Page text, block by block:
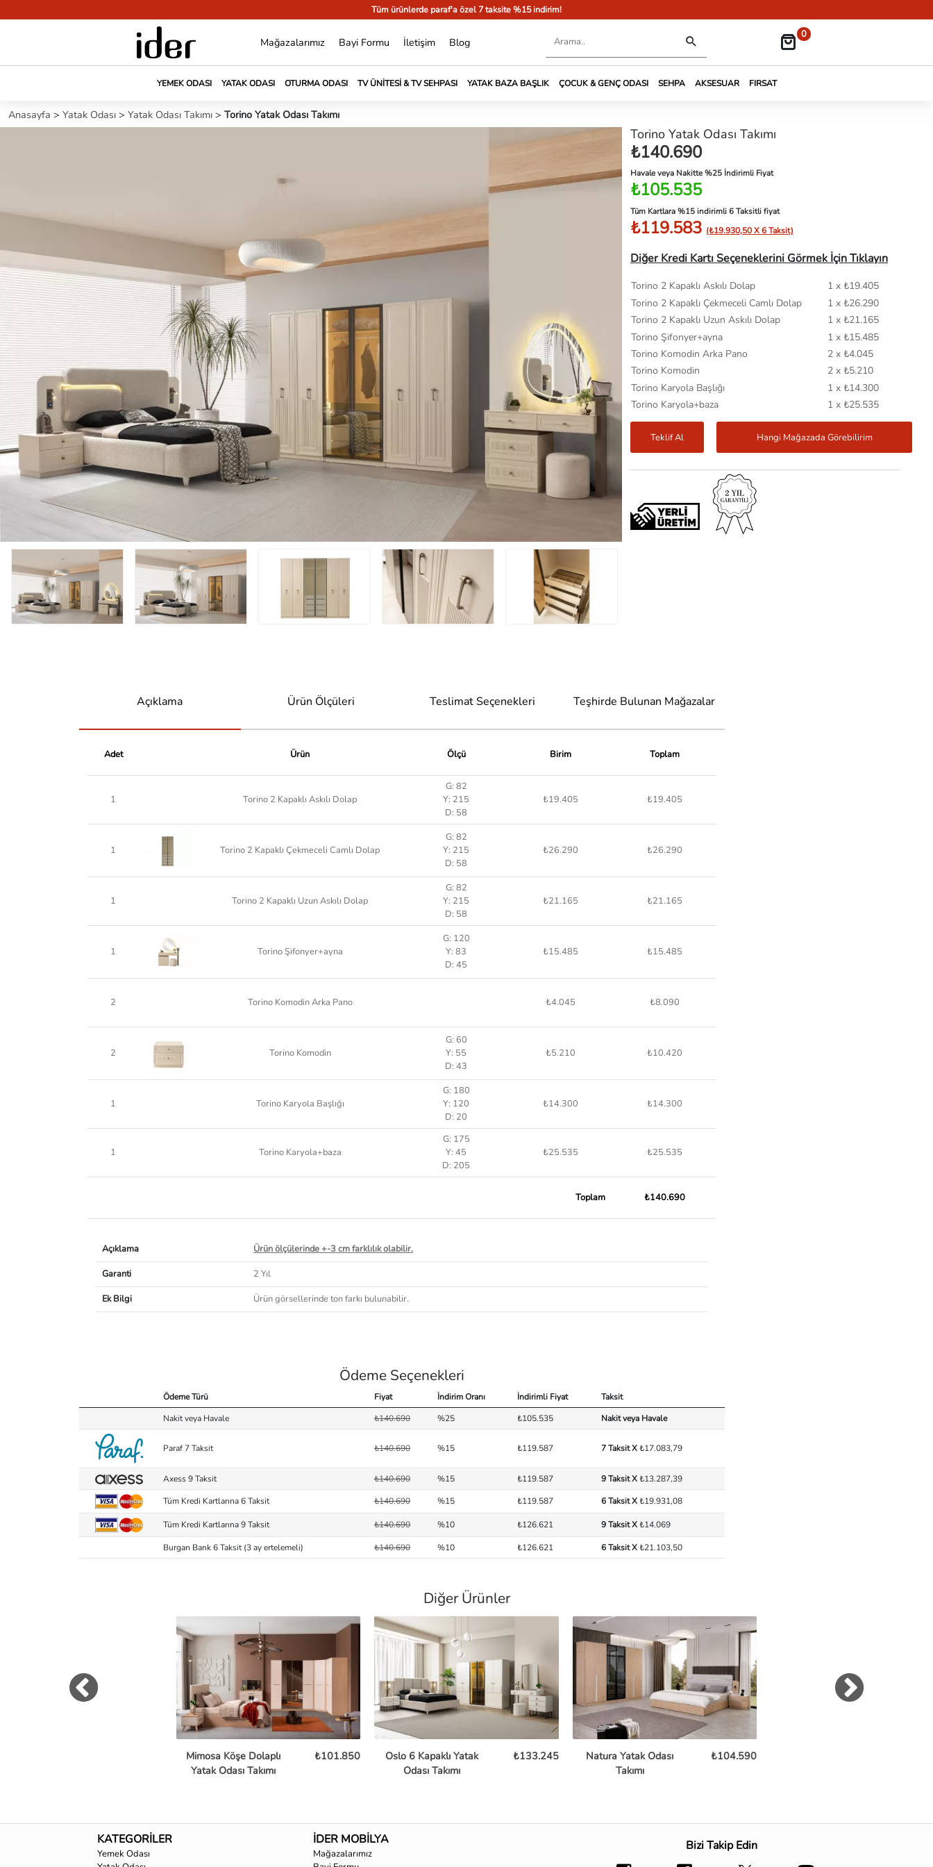
Tüm ürünlerde paraf'a özel 7 taksite %15 indirim!
Mağazalarımız Bayi Formu İletişim Blog
0
YEMEK ODASI YATAK ODASI OTURMA ODASI TV ÜNITESI & TV SEHPASI YATAK BAZA BAŞLIK ÇOCUK & GENÇ ODASI SEHPA AKSESUAR FIRSAT
Anasayfa > Yatak Odası > Yatak Odası Takımı > Torino Yatak Odası Takımı
Torino Yatak Odası Takımı
₺140.690
Havale veya Nakitte %25 İndirimli Fiyat
₺105.535
Tüm Kartlara %15 indirimli 6 Taksitli fiyat
₺119.583 (₺19.930,50 X 6 Taksit)
Diğer Kredi Kartı Seçeneklerini Görmek İçin Tıklayın
Torino 2 Kapaklı Askılı Dolap
1 x ₺19.405
Torino 2 Kapaklı Çekmeceli Camlı Dolap
1 x ₺26.290
Torino 2 Kapaklı Uzun Askılı Dolap
1 x ₺21.165
Torino Şifonyer+ayna
1 x ₺15.485
Torino Komodin Arka Pano
2 x ₺4.045
Torino Komodin
2 x ₺5.210
Torino Karyola Başlığı
1 x ₺14.300
Torino Karyola+baza
1 x ₺25.535
Teklif Al Hangi Mağazada Görebilirim
Açıklama Ürün Ölçüleri Teslimat Seçenekleri Teşhirde Bulunan Mağazalar
Adet Ürün Ölçü Birim Toplam
1 Torino 2 Kapaklı Askılı Dolap
G: 82
Y: 215
D: 58
₺19.405 ₺19.405
1 Torino 2 Kapaklı Çekmeceli Camlı Dolap
G: 82
Y: 215
D: 58
₺26.290 ₺26.290
1 Torino 2 Kapaklı Uzun Askılı Dolap
G: 82
Y: 215
D: 58
₺21.165 ₺21.165
1 Torino Şifonyer+ayna
G: 120
Y: 83
D: 45
₺15.485 ₺15.485
2 Torino Komodin Arka Pano ₺4.045 ₺8.090
2 Torino Komodin
G: 60
Y: 55
D: 43
₺5.210 ₺10.420
1 Torino Karyola Başlığı
G: 180
Y: 120
D: 20
₺14.300 ₺14.300
1 Torino Karyola+baza
G: 175
Y: 45
D: 205
₺25.535 ₺25.535
Toplam ₺140.690
Açıklama
Ürün ölçülerinde +-3 cm farklılık olabilir.
Garanti
2 Yıl
Ek Bilgi
Ürün görsellerinde ton farkı bulunabilir.
Ödeme Seçenekleri
Ödeme Türü Fiyat İndirim Oranı İndirimli Fiyat
Taksit
Nakit veya Havale
₺140.690 %25 ₺105.535 Nakit veya Havale
Paraf 7 Taksit ₺140.690 %15 ₺119.587 7 Taksit X₺17.083,79
Axess 9 Taksit ₺140.690 %15 ₺119.587 9 Taksit X₺13.287,39
Tüm Kredi Kartlarına 6 Taksit
₺140.690 %15 ₺119.587 6 Taksit X₺19.931,08
Tüm Kredi Kartlarına 9 Taksit ₺140.690 %10 ₺126.621 9 Taksit X₺14.069
Burgan Bank 6 Taksit (3 ay ertelemeli) ₺140.690 %10 ₺126.621 6 Taksit X₺21.103,50
Diğer Ürünler
Mimosa Köşe Dolaplı
Yatak Odası Takımı
₺101.850
Oslo 6 Kapaklı Yatak
Odası Takımı
₺133.245
Natura Yatak Odası
Takımı
₺104.590
KATEGORİLER
Yemek Odası
İDER MOBİLYA
Mağazalarımız
Bizi Takip Edin